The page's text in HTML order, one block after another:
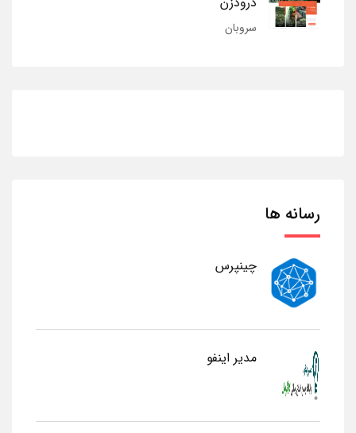
سروبان
رسانه ها
چینپرس
مدیر اینفو